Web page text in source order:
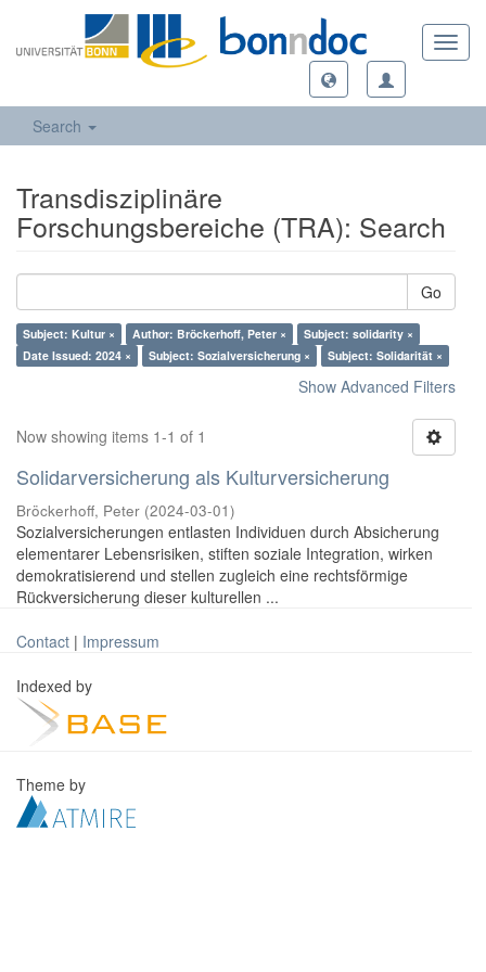
Search
Transdisziplinäre
Forschungsbereiche (TRA): Search
Go
Subject: Kultur × Author: Bröckerhoff, Peter ×
Subject: solidarity ×
Date Issued: 2024 ×
Subject: Sozialversicherung × Subject: Solidarität ×
Show Advanced Filters
Now showing items 1-1 of 1
Solidarversicherung als Kulturversicherung
Bröckerhoff, Peter (2024-03-01)
Sozialversicherungen entlasten Individuen durch Absicherung
elementarer Lebensrisiken, stiften soziale Integration, wirken
demokratisierend und stellen zugleich eine rechtsförmige
Rückversicherung dieser kulturellen ...
Contact | Impressum
Indexed by
Theme by